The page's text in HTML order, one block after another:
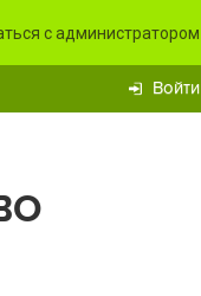
с администратором
Войти